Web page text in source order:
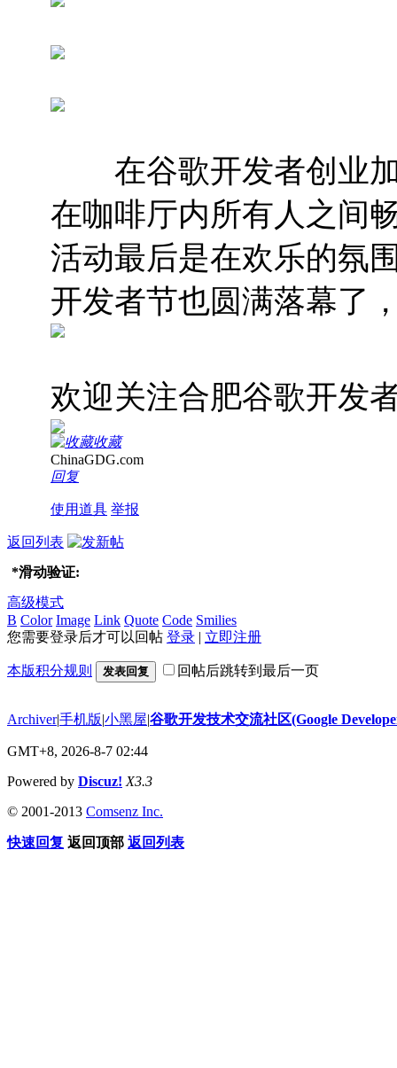
在谷歌开发者创业
在咖啡厅内所有人之间
活动最后是在欢乐的氛
开发者节也圆满落幕了
欢迎关注合肥谷歌开发
收藏
ChinaGDG.com
回复
使用道具 举报
返回列表
*滑动验证:
高级模式
B Color Image Link Quote Code Smilies
您需要登录后才可以回帖 登录 | 立即注册
本版积分规则 发表回复 回帖后跳转到最后一页
Archiver|手机版|小黑屋|谷歌开发技术交流社区(Google
GMT+8, 2026-8-7 02:44
Powered by Discuz! X3.3
© 2001-2013 Comsenz Inc.
快速回复 返回顶部 返回列表